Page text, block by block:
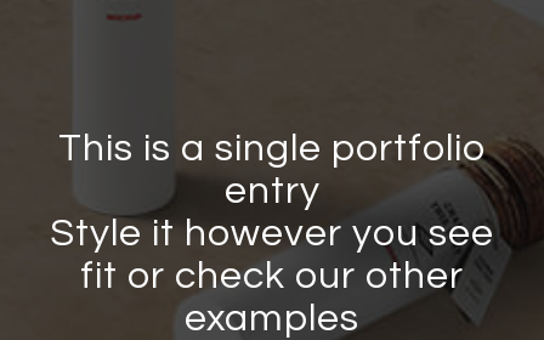
This is a single portfolio
entry
Style it however you see
fit or check our other
examples